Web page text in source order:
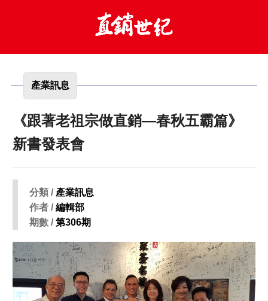
產業訊息
《跟著老祖宗做直銷—春秋五霸篇》
新書發表會
分類 / 產業訊息
作者 /編輯部
期數 /第306期